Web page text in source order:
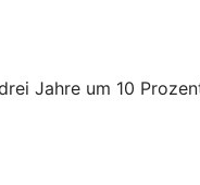
Jahre um 10